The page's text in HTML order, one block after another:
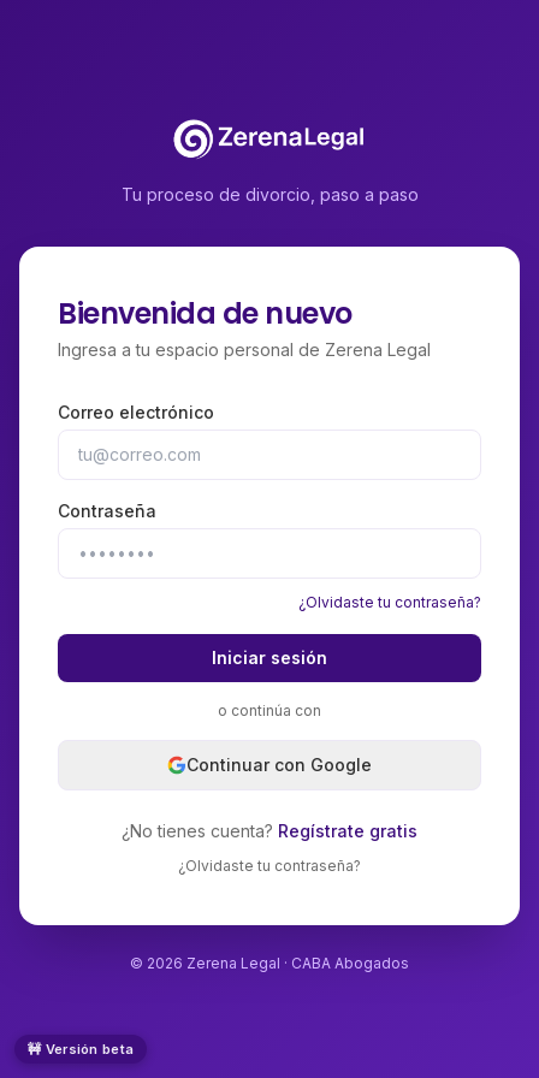
Tu proceso de divorcio, paso a paso
Bienvenida de nuevo
Ingresa a tu espacio personal de Zerena Legal
Correo electrónico
Contraseña
¿Olvidaste tu contraseña?
Iniciar sesión
o continúa con
Continuar con Google
¿No tienes cuenta? Regístrate gratis
¿Olvidaste tu contraseña?
© 2026 Zerena Legal · CABA Abogados
🚧 Versión beta